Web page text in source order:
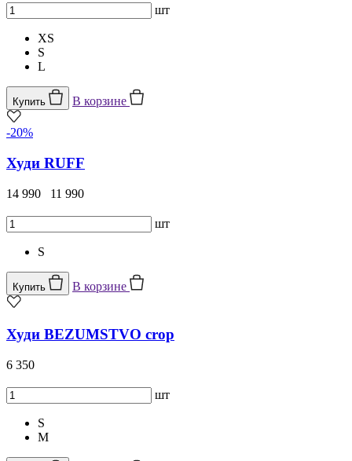
шт
XS
S
L
Купить В корзине
-20%
Худи RUFF
14 990 11 990
шт
S
Купить В корзине
Худи BEZUMSTVO crop
6 350
шт
S
M